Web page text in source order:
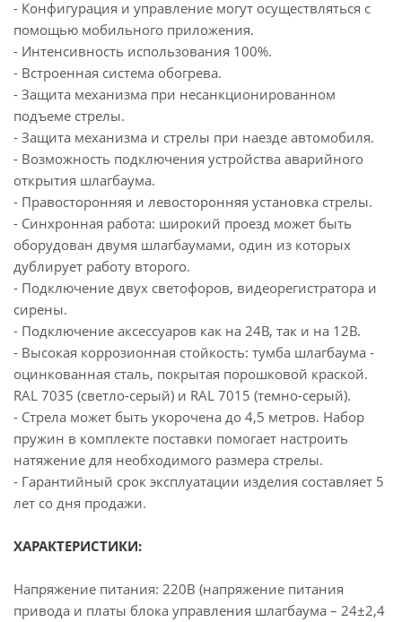
- Конфигурация и управление могут осуществляться с
помощью мобильного приложения.
- Интенсивность использования 100%.
- Встроенная система обогрева.
- Защита механизма при несанкционированном
подъеме стрелы.
- Защита механизма и стрелы при наезде автомобиля.
- Возможность подключения устройства аварийного
открытия шлагбаума.
- Правосторонняя и левосторонняя установка стрелы.
- Синхронная работа: широкий проезд может быть
оборудован двумя шлагбаумами, один из которых
дублирует работу второго.
- Подключение двух светофоров, видеорегистратора и
сирены.
- Подключение аксессуаров как на 24В, так и на 12В.
- Высокая коррозионная стойкость: тумба шлагбаума -
оцинкованная сталь, покрытая порошковой краской.
RAL 7035 (светло-серый) и RAL 7015 (темно-серый).
- Стрела может быть укорочена до 4,5 метров. Набор
пружин в комплекте поставки помогает настроить
натяжение для необходимого размера стрелы.
- Гарантийный срок эксплуатации изделия составляет 5
лет со дня продажи.
ХАРАКТЕРИСТИКИ:
Напряжение питания: 220В (напряжение питания
привода и платы блока управления шлагбаума – 24±2,4